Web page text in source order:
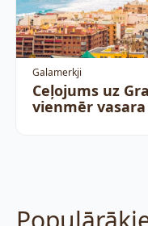
Galamerkji
Ceļojums uz
vienmēr vasara